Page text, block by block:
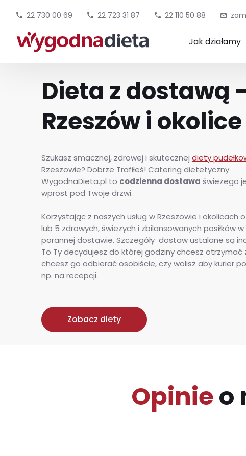
22 730 00 69 22 723 31 87 22 110 50 88
Jak działamy
Dieta z dostawą -
Rzeszów i okolice
Szukasz smacznej, zdrowej i skutecznej diety
Rzeszowie? Dobrze Trafiłeś! Catering dietetyczny
WygodnaDieta.pl to codzienna dostawa świeżego
wprost pod Twoje drzwi.
Korzystając z naszych usług w Rzeszowie i okolicach
lub 5 zdrowych, świeżych i zbilansowanych posiłków
porannej dostawie. Szczegóły dostaw ustalane są
To Ty decydujesz do której godziny chcesz otrzymać
chcesz go odbierać osobiście, czy wolisz aby kurier
np. na recepcji.
Zobacz diety
Opinieo